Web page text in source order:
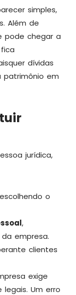
simples,
Além de
pode chegar a
dívidas
patrimônio em
jurídica,
o
,
empresa.
clientes
exige
Um erro